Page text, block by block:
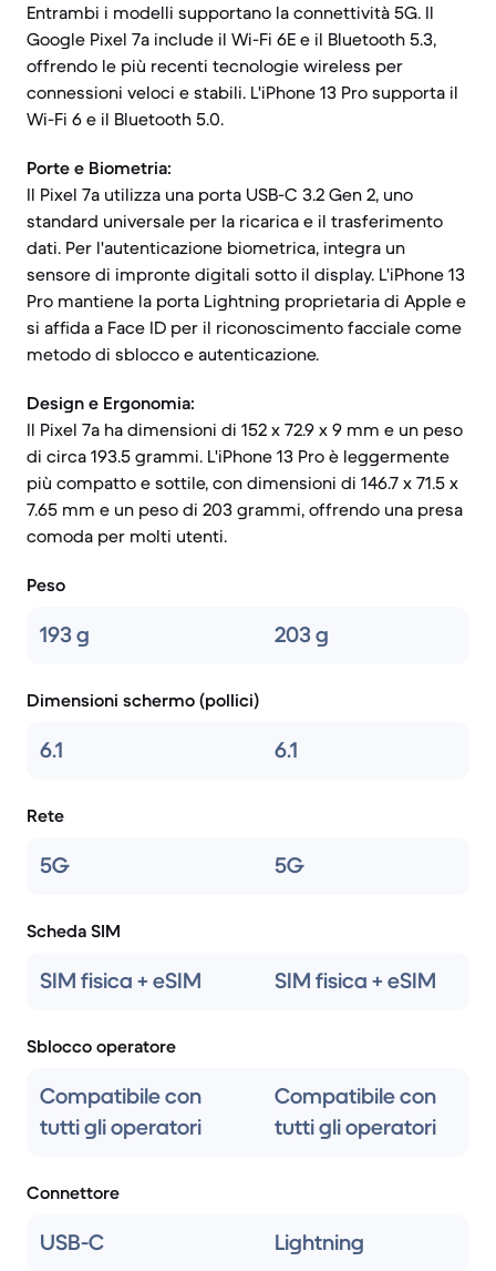
Entrambi i modelli supportano la connettività 5G. Il
Google Pixel 7a include il Wi-Fi 6E e il Bluetooth 5.3,
offrendo le più recenti tecnologie wireless per
connessioni veloci e stabili. L'iPhone 13 Pro supporta il
Wi-Fi 6 e il Bluetooth 5.0.
Porte e Biometria:
Il Pixel 7a utilizza una porta USB-C 3.2 Gen 2, uno
standard universale per la ricarica e il trasferimento
dati. Per l'autenticazione biometrica, integra un
sensore di impronte digitali sotto il display. L'iPhone 13
Pro mantiene la porta Lightning proprietaria di Apple e
si affida a Face ID per il riconoscimento facciale come
metodo di sblocco e autenticazione.
Design e Ergonomia:
Il Pixel 7a ha dimensioni di 152 x 72.9 x 9 mm e un peso
di circa 193.5 grammi. L'iPhone 13 Pro è leggermente
più compatto e sottile, con dimensioni di 146.7 x 71.5 x
7.65 mm e un peso di 203 grammi, offrendo una presa
comoda per molti utenti.
Peso
193 g 203 g
Dimensioni schermo (pollici)
6.1 6.1
Rete
5G 5G
Scheda SIM
SIM fisica + eSIM SIM fisica + eSIM
Sblocco operatore
Compatibile con
tutti gli operatori
Compatibile con
tutti gli operatori
Connettore
USB-C Lightning